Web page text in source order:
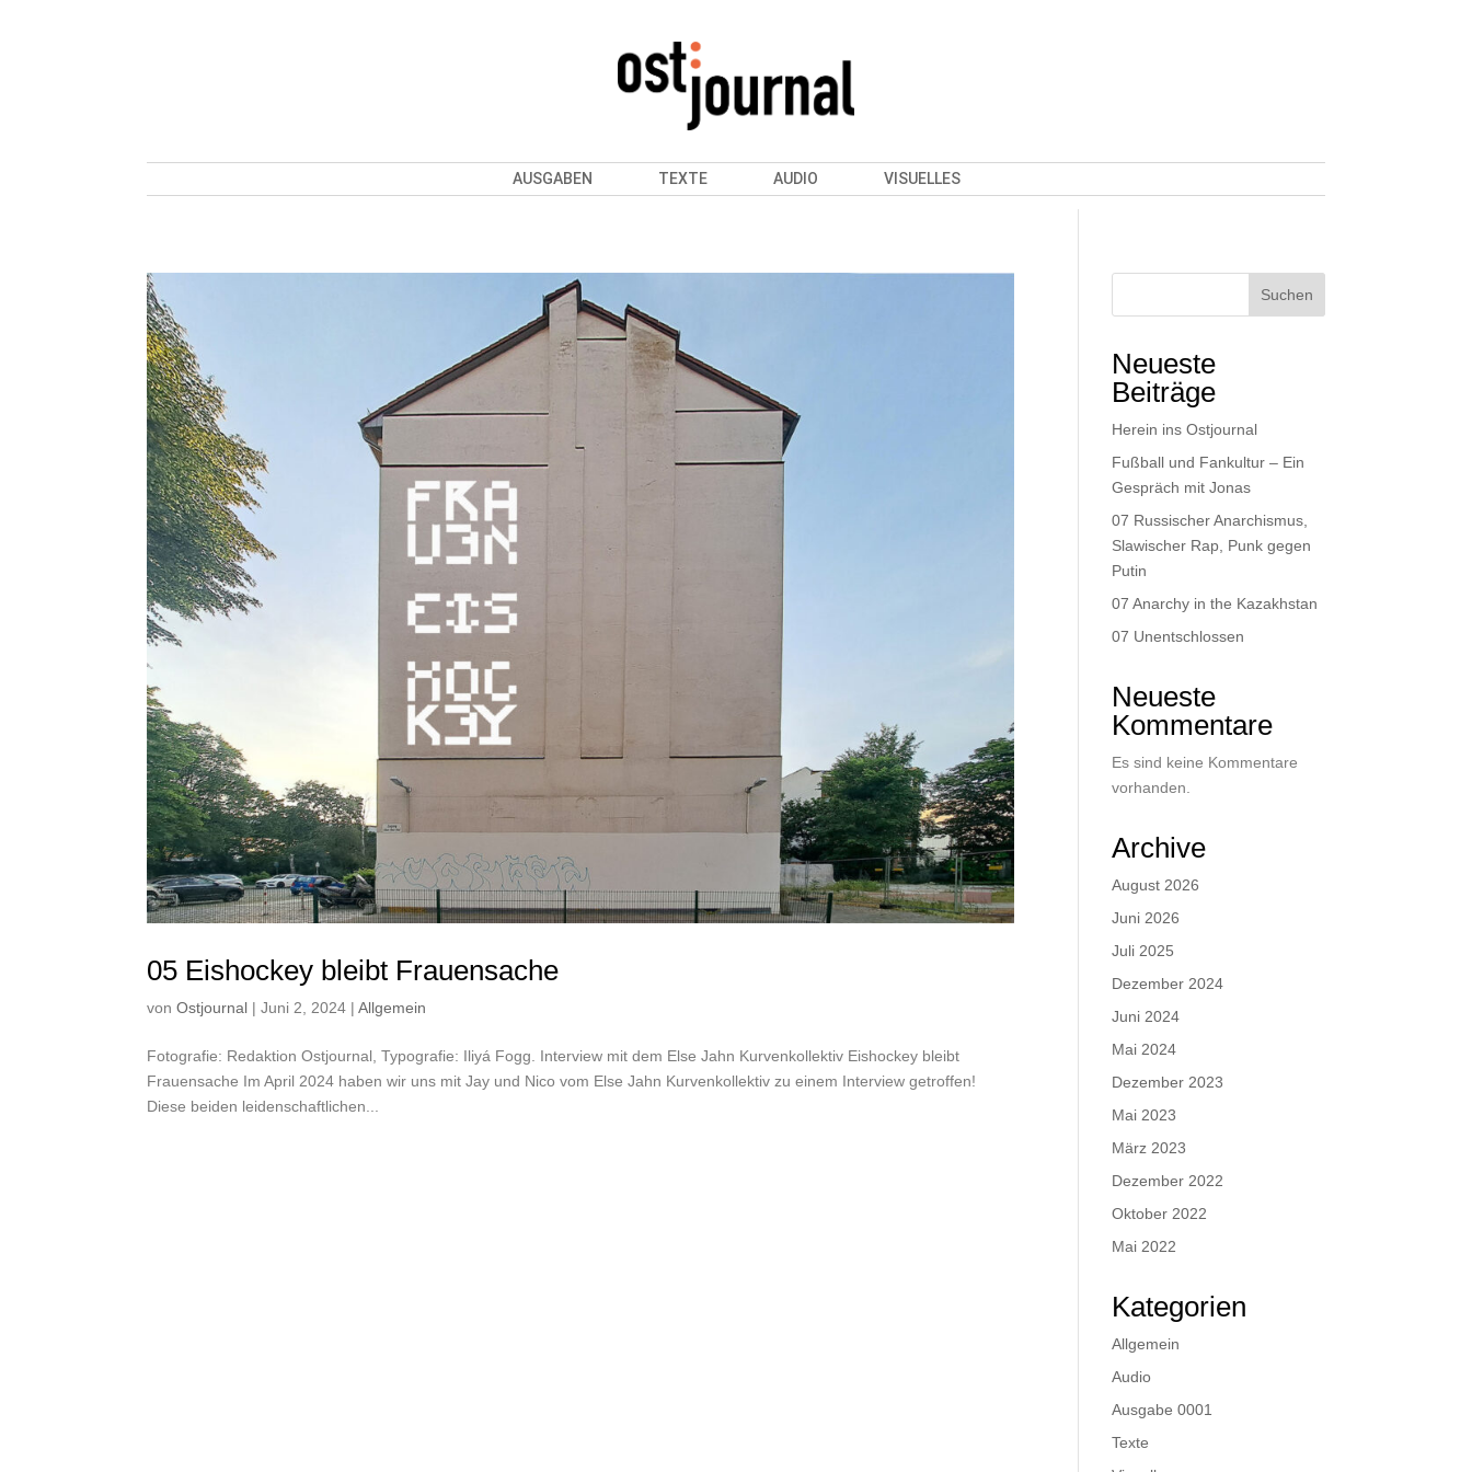
AUSGABEN TEXTE AUDIO VISUELLES
05 Eishockey bleibt Frauensache
vonOstjournal |Juni 2, 2024 |Allgemein
Fotografie: Redaktion Ostjournal, Typografie: Iliyá Fogg. Interview mit dem Else Jahn Kurvenkollektiv Eishockey bleibt
Frauensache Im April 2024 haben wir uns mit Jay und Nico vom Else Jahn Kurvenkollektiv zu einem Interview getroffen!
Diese beiden leidenschaftlichen...
Suchen
Neueste
Beiträge
Herein ins Ostjournal
Fußball und Fankultur – Ein
Gespräch mit Jonas
07 Russischer Anarchismus,
Slawischer Rap, Punk gegen
Putin
07 Anarchy in the Kazakhstan
07 Unentschlossen
Neueste
Kommentare
Es sind keine Kommentare
vorhanden.
Archive
August 2026
Juni 2026
Juli 2025
Dezember 2024
Juni 2024
Mai 2024
Dezember 2023
Mai 2023
März 2023
Dezember 2022
Oktober 2022
Mai 2022
Kategorien
Allgemein
Audio
Ausgabe 0001
Texte